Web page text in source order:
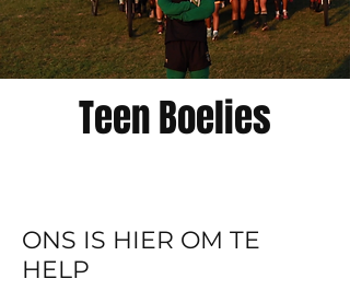
Teen Boelies
ONS IS HIER OM TE
HELP